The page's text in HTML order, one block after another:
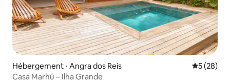
Hébergement ⋅ Angra dos Reis
5 (28)
Casa Marhú – Ilha Grande